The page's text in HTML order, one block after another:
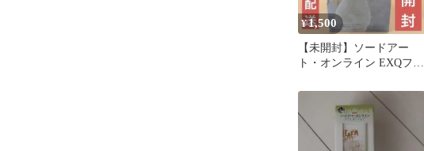
¥1,500
【未開封】ソードアー
ト・オンライン EXQフィ